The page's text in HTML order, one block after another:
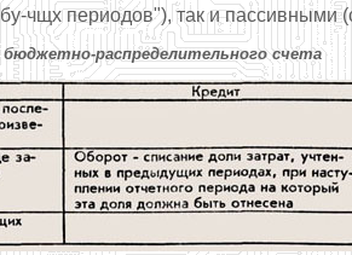
чщх периодов"), так и пассивными
распределительного счета